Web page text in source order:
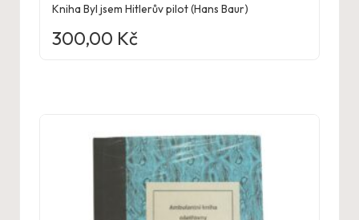
Kniha Byl jsem Hitlerův pilot (Hans Baur)
300,00 Kč